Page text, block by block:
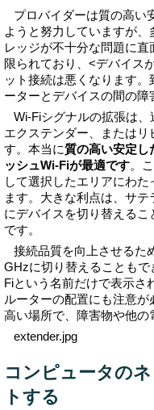
プロバイダーは質の高い
ようと努力していますが
レッジが不十分な問題に
限られており、<デバイス
ット接続は悪くなります
ーターとデバイスの間の障
Wi-Fiシグナルの拡張は、
エクステンダー、または
す。本当に質の高い安定し
ッシュWi-Fiが最適です。
して選択したエリアにわ
ます。大きな利点は、サ
にデバイスを切り替える
です。
接続品質を向上させるた
GHzに切り替えることも
Fiという名前だけで表示さ
ルーターの配置にも注意
高い場所で、障害物や他の
extender.jpg
コンピュータの
トする